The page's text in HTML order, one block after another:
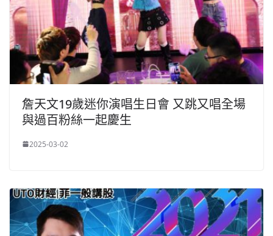
詹天文19歲迷你演唱生日會 又跳又唱全場
與過百粉絲一起慶生
2025-03-02